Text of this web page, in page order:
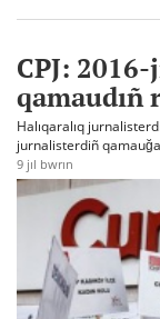
CPJ:
qamaudıñ
Halıqaralıq
jurnalisterdiñ
9 jıl bwrın